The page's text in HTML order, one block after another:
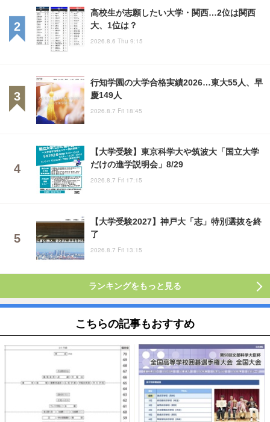
高校生が志願したい大学・関西…2位は関西
大、1位は？
2026.8.6 Thu 9:15
行知学園の大学合格実績2026…東大55人、早
慶149人
2026.8.7 Fri 18:45
【大学受験】東京科学大や筑波大「国立大学
だけの進学説明会」8/29
2026.8.7 Fri 17:15
【大学受験2027】神戸大「志」特別選抜を終
了
2026.8.7 Fri 13:15
ランキングをもっと見る
こちらの記事もおすすめ